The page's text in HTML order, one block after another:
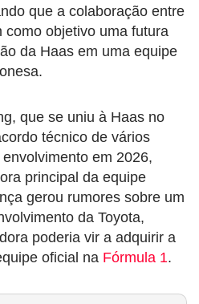
que a colaboração entre
objetivo uma futura
da Haas em uma equipe
que se uniu à Haas no
técnico de vários
em 2026,
principal da equipe
gerou rumores sobre um
da Toyota,
poderia vir a adquirir a
oficial na Fórmula 1.